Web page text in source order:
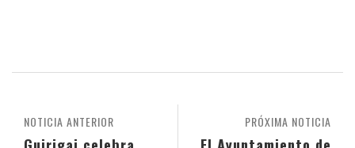
PRÓXIMA NOTICIA
NOTICIA ANTERIOR